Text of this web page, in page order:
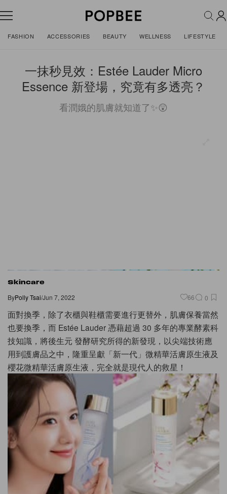
FASHION ACCESSORIES BEAUTY WELLNESS LIFESTYLE
一抹秒見效：Estée Lauder Micro
Essence 新登場，究竟有多透亮？
看潤娥的肌膚就知道了✨😲
Skincare
ByPolly Tsai/Jun 7, 2022 66 0
面對換季，除了衣櫃與鞋櫃需要進行更替外，肌膚保養當然
也要換季，而 Estée Lauder 憑藉超過 30 多年的專業酵素科
技知識，將後生元 發酵研究所得的新發現，以尖端技術應
用到護膚品之中，隆重呈獻「新一代」微精華活膚原生液及
櫻花微精華活膚原生液，完全就是現代人的救星！